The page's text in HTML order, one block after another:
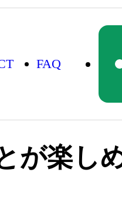
FAQ
楽しめ